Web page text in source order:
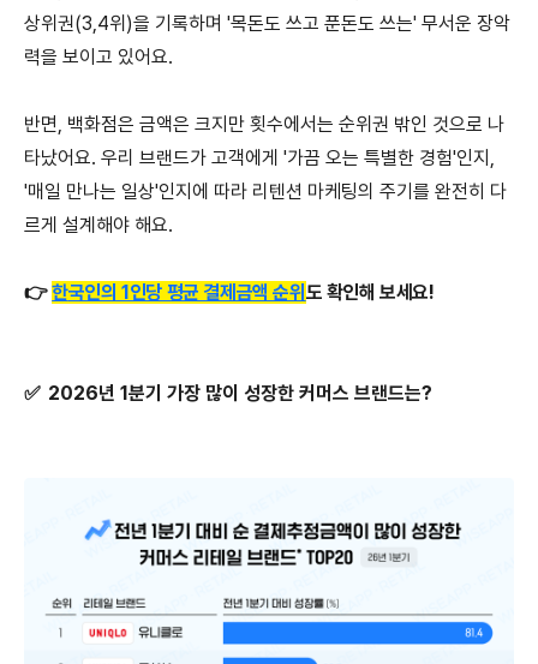
상위권(3,4위)을 기록하며 '목돈도 쓰고 푼돈도 쓰는' 무서운 장악
력을 보이고 있어요.
반면, 백화점은 금액은 크지만 횟수에서는 순위권 밖인 것으로 나
타났어요. 우리 브랜드가 고객에게 '가끔 오는 특별한 경험'인지,
'매일 만나는 일상'인지에 따라 리텐션 마케팅의 주기를 완전히 다
르게 설계해야 해요.
👉한국인의 1인당 평균 결제금액 순위 도 확인해 보세요!
✅ 2026년 1분기 가장 많이 성장한 커머스 브랜드는?